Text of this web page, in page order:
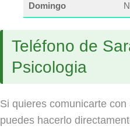
Domingo
Teléfono de
Psicologia
Si quieres comunicarte con
puedes hacerlo